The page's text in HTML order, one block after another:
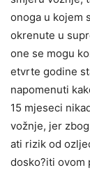
onoga u kojem
okrenute u
one se mogu
etvrte godine
napomenuti
15 mjeseci
vožnje, jer
ati rizik od
dosko?iti ovom